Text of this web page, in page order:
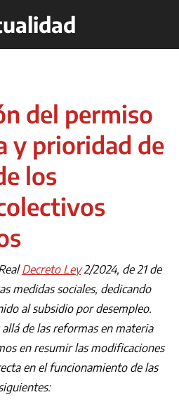
del permiso
y prioridad de
los
Decreto Ley2/2024, de 21 de
medidas sociales, dedicando
al subsidio por desempleo.
de las reformas en materia
en resumir las modificaciones
en el funcionamiento de las